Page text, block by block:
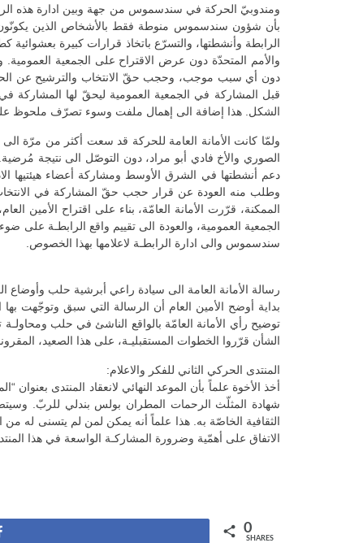
ومندوبيّ الحركة في سندسموس من جهة وبين ادارة هذه
بأن شؤون سندسموس منوطة فقط بالأشخاص الذين يكونّون
الرابطة وأنشطتها، والتسرّع باتخاذ قرارات كبيرة
والأمم المتحدّة دون عرض الاقتراح على الجمعية العمومية.
دون أي سبب موجب، وحجب حقّ الانتخاب والترشيح عن
قبل المشاركة في الجمعية العمومية ليحقّ لها المشاركة
الشكل. هذا إضافة الى إهمال ملفت وسوء تصرّف ملحوظ على
ولمّا كانت الأمانة العامة للحركة قد سعت أكثر من مرّة
الصوري والأخ فادي أبو مراد، دون التوصّل الى نتيجة
دعم أنشطتها في الشرق الأوسط ومشاركة أعضاء هيئتيها
وطلب منه العودة عن قرار حجب حقّ المشاركة في الانتخاب
الممكنة، قرّرت الأمانة العامّة، بناء على اقتراح الأمين
الجمعية العمومية، والعودة الى تقييم واقع الرابطـة على
سندسموس والى ادارة الرابطـة لاعلامها بهذا الخصوص.
رسالة الأمانة العامة الى سيادة راعي أبرشية حلب
بداية أوضح الأمين العام أن الرسالة التي سبق وتوجّهت
توضيح رأي الأمانة العامّة بالواقع الناشئ في حلب
الشأن قرّروا الخطوات المستقبليـة، على هذا الصعيد،
المنتدى الحركي الثاني للفكر والاعلام:
شهادة المثلّث الرحمات المطران بولس بندلي للربّ.
الثقافية الخاصّة به. هذا علماً أنه يمكن لمن لم يتسنى له من
الاتفاق على أهمّية وضرورة المشاركـة الواسعة في هذا
0
SHARES